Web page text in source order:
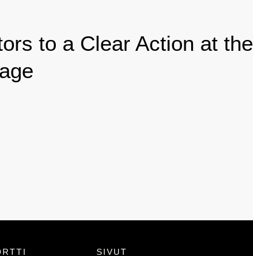
to a Clear Action at the
SIVUT